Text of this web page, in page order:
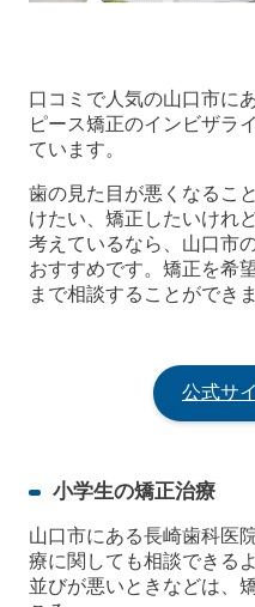
口コミで人気の山口市に
ピース矯正のインビザラ
ています。
歯の見た目が悪くなるこ
けたい、矯正したいけれ
考えているなら、山口市
おすすめです。矯正を希
まで相談することができま
公式サ
小学生の矯正治療
山口市にある長崎歯科医
療に関しても相談できる
並びが悪いときなどは、